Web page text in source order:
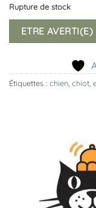
Rupture de stock
ETRE
Étiquettes : chien chiot